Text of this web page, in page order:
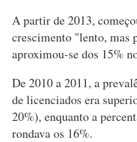
A partir de 2013,
crescimento "lento, mas
aproximou-se dos 15%
De 2010 a 2011, a
de licenciados era
20%), enquanto a
rondava os 16%.